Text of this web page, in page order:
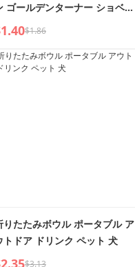
ゴールデンターナー ショベル
インテーブルゲームカード ソ
水 ゴールドカップバトル
$1.86
りたたみボウル ポータブル ア
トドア ドリンク ペット 犬
$3.13